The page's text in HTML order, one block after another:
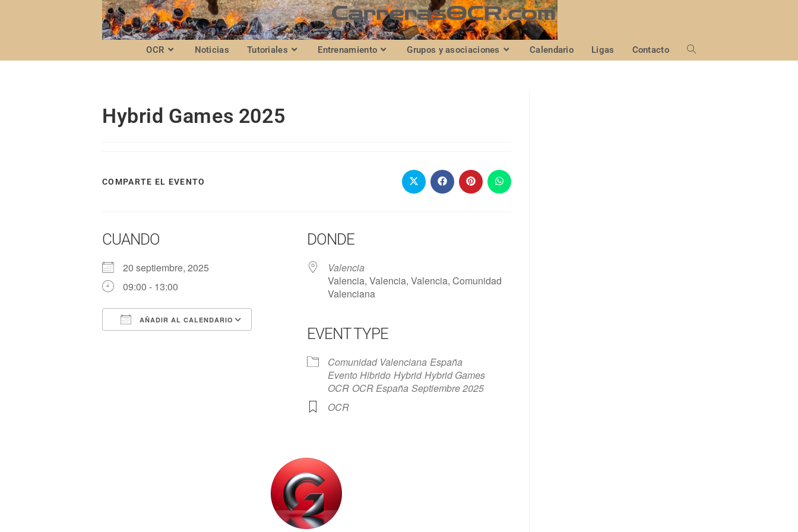
OCR Noticias Tutoriales Entrenamiento Grupos y asociaciones Calendario Ligas Contacto
Hybrid Games 2025
COMPARTE EL EVENTO
CUANDO
20 septiembre, 2025
09:00 - 13:00
AÑADIR AL CALENDARIO
Google Calendar
DONDE
Valencia
Valencia, Valencia, Valencia, Comunidad
Valenciana
EVENT TYPE
Comunidad Valenciana España
Evento Hibrido Hybrid Hybrid Games
OCR OCR España Septiembre 2025
OCR